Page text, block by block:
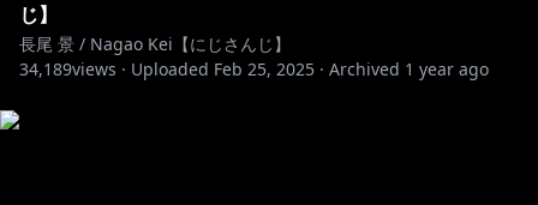
じ】
長尾 景 / Nagao Kei【にじさんじ】
34,189views · Uploaded Feb 25, 2025 · Archived 1 year ago